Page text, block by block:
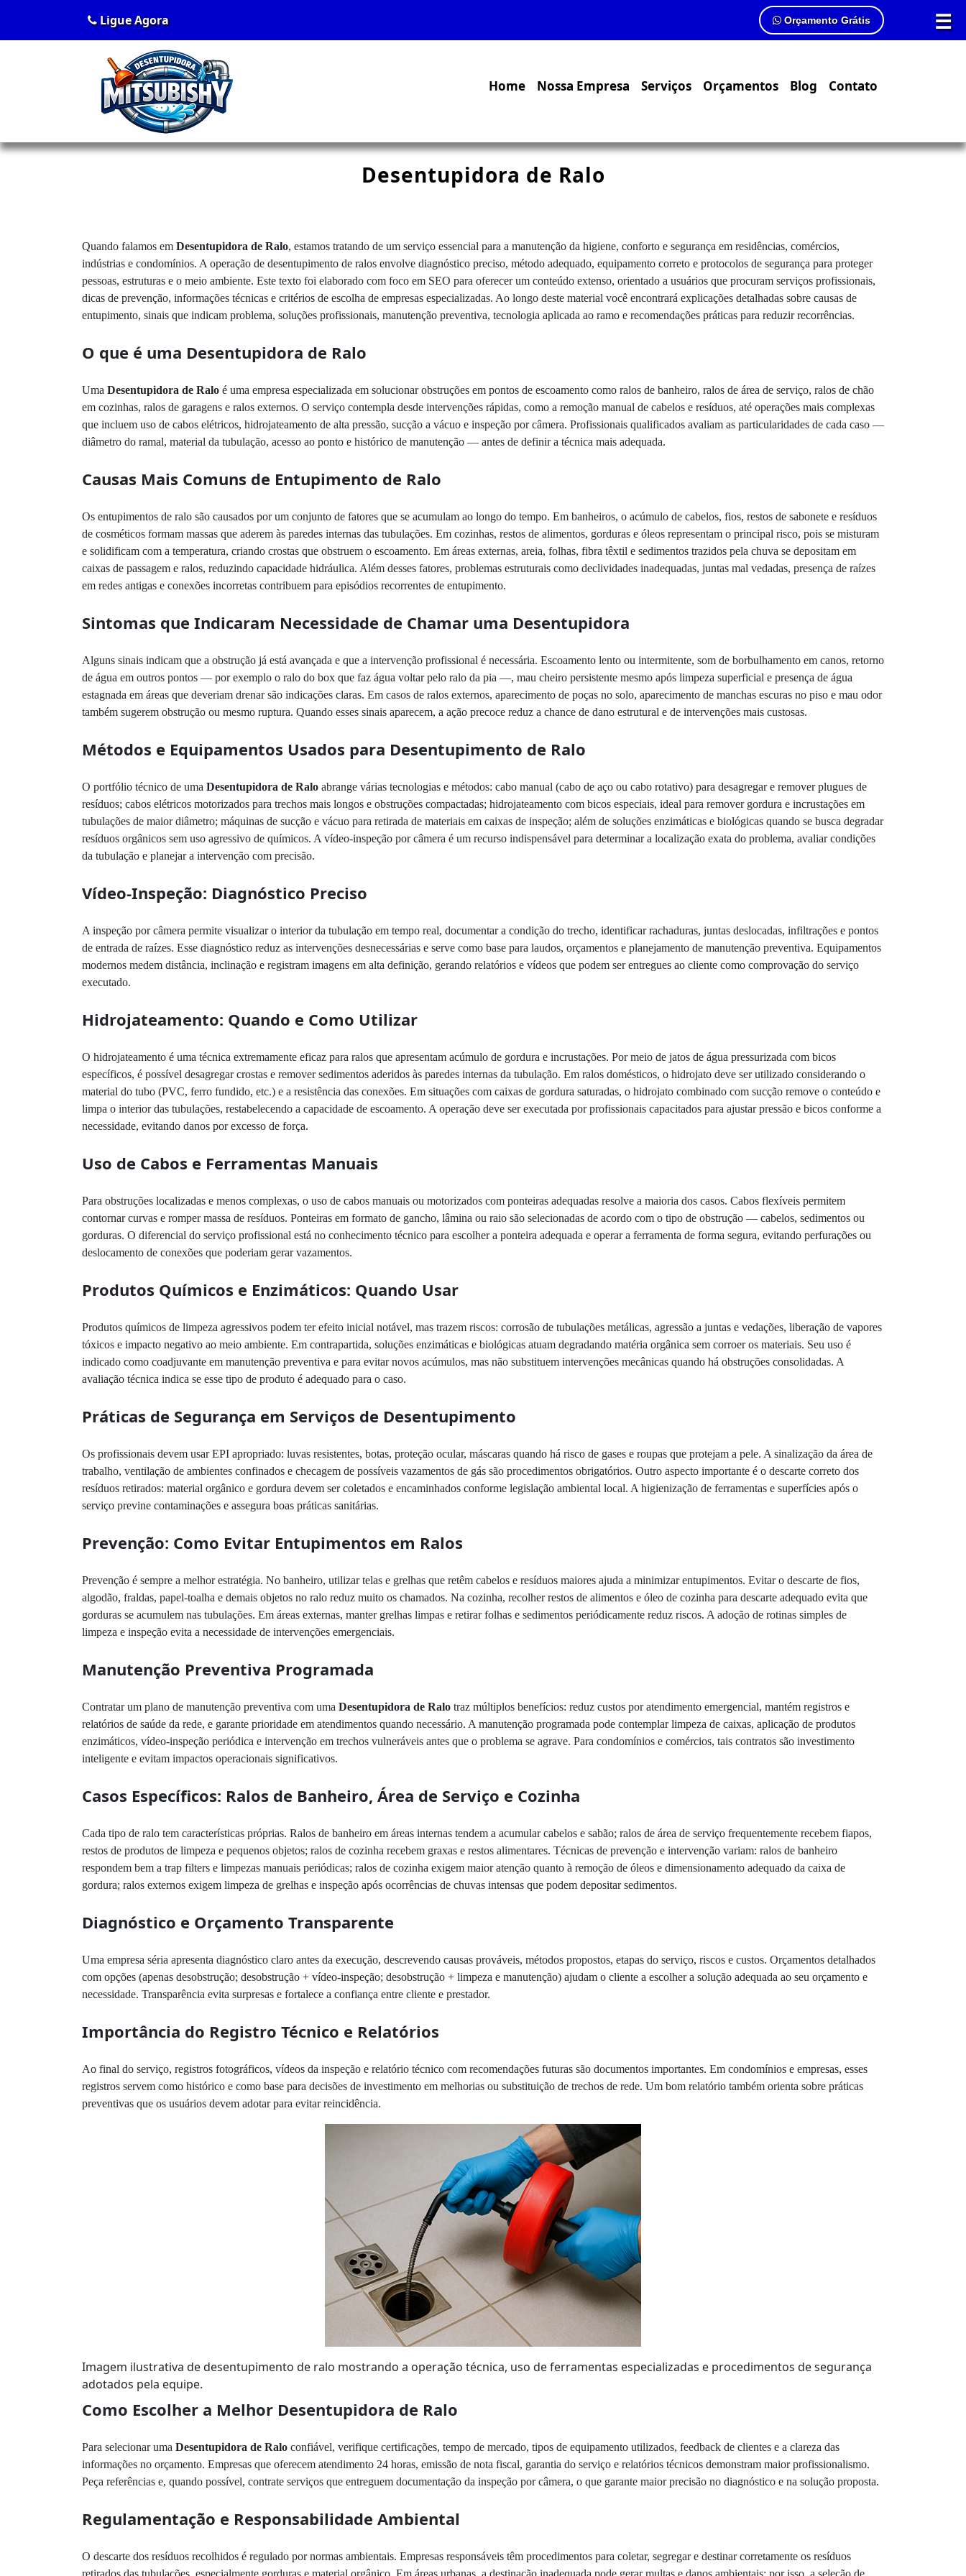
☰
Ligue Agora Orçamento Grátis
Home Nossa Empresa Serviços Orçamentos Blog Contato
Desentupidora de Ralo
Quando falamos em Desentupidora de Ralo, estamos tratando de um serviço essencial para a manutenção da higiene, conforto e segurança em residências, comércios,
indústrias e condomínios. A operação de desentupimento de ralos envolve diagnóstico preciso, método adequado, equipamento correto e protocolos de segurança para proteger
pessoas, estruturas e o meio ambiente. Este texto foi elaborado com foco em SEO para oferecer um conteúdo extenso, orientado a usuários que procuram serviços profissionais,
dicas de prevenção, informações técnicas e critérios de escolha de empresas especializadas. Ao longo deste material você encontrará explicações detalhadas sobre causas de
entupimento, sinais que indicam problema, soluções profissionais, manutenção preventiva, tecnologia aplicada ao ramo e recomendações práticas para reduzir recorrências.
O que é uma Desentupidora de Ralo
Uma Desentupidora de Ralo é uma empresa especializada em solucionar obstruções em pontos de escoamento como ralos de banheiro, ralos de área de serviço, ralos de chão
em cozinhas, ralos de garagens e ralos externos. O serviço contempla desde intervenções rápidas, como a remoção manual de cabelos e resíduos, até operações mais complexas
que incluem uso de cabos elétricos, hidrojateamento de alta pressão, sucção a vácuo e inspeção por câmera. Profissionais qualificados avaliam as particularidades de cada caso —
diâmetro do ramal, material da tubulação, acesso ao ponto e histórico de manutenção — antes de definir a técnica mais adequada.
Causas Mais Comuns de Entupimento de Ralo
Os entupimentos de ralo são causados por um conjunto de fatores que se acumulam ao longo do tempo. Em banheiros, o acúmulo de cabelos, fios, restos de sabonete e resíduos
de cosméticos formam massas que aderem às paredes internas das tubulações. Em cozinhas, restos de alimentos, gorduras e óleos representam o principal risco, pois se misturam
e solidificam com a temperatura, criando crostas que obstruem o escoamento. Em áreas externas, areia, folhas, fibra têxtil e sedimentos trazidos pela chuva se depositam em
caixas de passagem e ralos, reduzindo capacidade hidráulica. Além desses fatores, problemas estruturais como declividades inadequadas, juntas mal vedadas, presença de raízes
em redes antigas e conexões incorretas contribuem para episódios recorrentes de entupimento.
Sintomas que Indicaram Necessidade de Chamar uma Desentupidora
Alguns sinais indicam que a obstrução já está avançada e que a intervenção profissional é necessária. Escoamento lento ou intermitente, som de borbulhamento em canos, retorno
de água em outros pontos — por exemplo o ralo do box que faz água voltar pelo ralo da pia —, mau cheiro persistente mesmo após limpeza superficial e presença de água
estagnada em áreas que deveriam drenar são indicações claras. Em casos de ralos externos, aparecimento de poças no solo, aparecimento de manchas escuras no piso e mau odor
também sugerem obstrução ou mesmo ruptura. Quando esses sinais aparecem, a ação precoce reduz a chance de dano estrutural e de intervenções mais custosas.
Métodos e Equipamentos Usados para Desentupimento de Ralo
O portfólio técnico de uma Desentupidora de Ralo abrange várias tecnologias e métodos: cabo manual (cabo de aço ou cabo rotativo) para desagregar e remover plugues de
resíduos; cabos elétricos motorizados para trechos mais longos e obstruções compactadas; hidrojateamento com bicos especiais, ideal para remover gordura e incrustações em
tubulações de maior diâmetro; máquinas de sucção e vácuo para retirada de materiais em caixas de inspeção; além de soluções enzimáticas e biológicas quando se busca degradar
resíduos orgânicos sem uso agressivo de químicos. A vídeo-inspeção por câmera é um recurso indispensável para determinar a localização exata do problema, avaliar condições
da tubulação e planejar a intervenção com precisão.
Vídeo-Inspeção: Diagnóstico Preciso
A inspeção por câmera permite visualizar o interior da tubulação em tempo real, documentar a condição do trecho, identificar rachaduras, juntas deslocadas, infiltrações e pontos
de entrada de raízes. Esse diagnóstico reduz as intervenções desnecessárias e serve como base para laudos, orçamentos e planejamento de manutenção preventiva. Equipamentos
modernos medem distância, inclinação e registram imagens em alta definição, gerando relatórios e vídeos que podem ser entregues ao cliente como comprovação do serviço
executado.
Hidrojateamento: Quando e Como Utilizar
O hidrojateamento é uma técnica extremamente eficaz para ralos que apresentam acúmulo de gordura e incrustações. Por meio de jatos de água pressurizada com bicos
específicos, é possível desagregar crostas e remover sedimentos aderidos às paredes internas da tubulação. Em ralos domésticos, o hidrojato deve ser utilizado considerando o
material do tubo (PVC, ferro fundido, etc.) e a resistência das conexões. Em situações com caixas de gordura saturadas, o hidrojato combinado com sucção remove o conteúdo e
limpa o interior das tubulações, restabelecendo a capacidade de escoamento. A operação deve ser executada por profissionais capacitados para ajustar pressão e bicos conforme a
necessidade, evitando danos por excesso de força.
Uso de Cabos e Ferramentas Manuais
Para obstruções localizadas e menos complexas, o uso de cabos manuais ou motorizados com ponteiras adequadas resolve a maioria dos casos. Cabos flexíveis permitem
contornar curvas e romper massa de resíduos. Ponteiras em formato de gancho, lâmina ou raio são selecionadas de acordo com o tipo de obstrução — cabelos, sedimentos ou
gorduras. O diferencial do serviço profissional está no conhecimento técnico para escolher a ponteira adequada e operar a ferramenta de forma segura, evitando perfurações ou
deslocamento de conexões que poderiam gerar vazamentos.
Produtos Químicos e Enzimáticos: Quando Usar
Produtos químicos de limpeza agressivos podem ter efeito inicial notável, mas trazem riscos: corrosão de tubulações metálicas, agressão a juntas e vedações, liberação de vapores
tóxicos e impacto negativo ao meio ambiente. Em contrapartida, soluções enzimáticas e biológicas atuam degradando matéria orgânica sem corroer os materiais. Seu uso é
indicado como coadjuvante em manutenção preventiva e para evitar novos acúmulos, mas não substituem intervenções mecânicas quando há obstruções consolidadas. A
avaliação técnica indica se esse tipo de produto é adequado para o caso.
Práticas de Segurança em Serviços de Desentupimento
Os profissionais devem usar EPI apropriado: luvas resistentes, botas, proteção ocular, máscaras quando há risco de gases e roupas que protejam a pele. A sinalização da área de
trabalho, ventilação de ambientes confinados e checagem de possíveis vazamentos de gás são procedimentos obrigatórios. Outro aspecto importante é o descarte correto dos
resíduos retirados: material orgânico e gordura devem ser coletados e encaminhados conforme legislação ambiental local. A higienização de ferramentas e superfícies após o
serviço previne contaminações e assegura boas práticas sanitárias.
Prevenção: Como Evitar Entupimentos em Ralos
Prevenção é sempre a melhor estratégia. No banheiro, utilizar telas e grelhas que retêm cabelos e resíduos maiores ajuda a minimizar entupimentos. Evitar o descarte de fios,
algodão, fraldas, papel-toalha e demais objetos no ralo reduz muito os chamados. Na cozinha, recolher restos de alimentos e óleo de cozinha para descarte adequado evita que
gorduras se acumulem nas tubulações. Em áreas externas, manter grelhas limpas e retirar folhas e sedimentos periódicamente reduz riscos. A adoção de rotinas simples de
limpeza e inspeção evita a necessidade de intervenções emergenciais.
Manutenção Preventiva Programada
Contratar um plano de manutenção preventiva com uma Desentupidora de Ralo traz múltiplos benefícios: reduz custos por atendimento emergencial, mantém registros e
relatórios de saúde da rede, e garante prioridade em atendimentos quando necessário. A manutenção programada pode contemplar limpeza de caixas, aplicação de produtos
enzimáticos, vídeo-inspeção periódica e intervenção em trechos vulneráveis antes que o problema se agrave. Para condomínios e comércios, tais contratos são investimento
inteligente e evitam impactos operacionais significativos.
Casos Específicos: Ralos de Banheiro, Área de Serviço e Cozinha
Cada tipo de ralo tem características próprias. Ralos de banheiro em áreas internas tendem a acumular cabelos e sabão; ralos de área de serviço frequentemente recebem fiapos,
restos de produtos de limpeza e pequenos objetos; ralos de cozinha recebem graxas e restos alimentares. Técnicas de prevenção e intervenção variam: ralos de banheiro
respondem bem a trap filters e limpezas manuais periódicas; ralos de cozinha exigem maior atenção quanto à remoção de óleos e dimensionamento adequado da caixa de
gordura; ralos externos exigem limpeza de grelhas e inspeção após ocorrências de chuvas intensas que podem depositar sedimentos.
Diagnóstico e Orçamento Transparente
Uma empresa séria apresenta diagnóstico claro antes da execução, descrevendo causas prováveis, métodos propostos, etapas do serviço, riscos e custos. Orçamentos detalhados
com opções (apenas desobstrução; desobstrução + vídeo-inspeção; desobstrução + limpeza e manutenção) ajudam o cliente a escolher a solução adequada ao seu orçamento e
necessidade. Transparência evita surpresas e fortalece a confiança entre cliente e prestador.
Importância do Registro Técnico e Relatórios
Ao final do serviço, registros fotográficos, vídeos da inspeção e relatório técnico com recomendações futuras são documentos importantes. Em condomínios e empresas, esses
registros servem como histórico e como base para decisões de investimento em melhorias ou substituição de trechos de rede. Um bom relatório também orienta sobre práticas
preventivas que os usuários devem adotar para evitar reincidência.
Imagem ilustrativa de desentupimento de ralo mostrando a operação técnica, uso de ferramentas especializadas e procedimentos de segurança
adotados pela equipe.
Como Escolher a Melhor Desentupidora de Ralo
Para selecionar uma Desentupidora de Ralo confiável, verifique certificações, tempo de mercado, tipos de equipamento utilizados, feedback de clientes e a clareza das
informações no orçamento. Empresas que oferecem atendimento 24 horas, emissão de nota fiscal, garantia do serviço e relatórios técnicos demonstram maior profissionalismo.
Peça referências e, quando possível, contrate serviços que entreguem documentação da inspeção por câmera, o que garante maior precisão no diagnóstico e na solução proposta.
Regulamentação e Responsabilidade Ambiental
O descarte dos resíduos recolhidos é regulado por normas ambientais. Empresas responsáveis têm procedimentos para coletar, segregar e destinar corretamente os resíduos
retirados das tubulações, especialmente gorduras e material orgânico. Em áreas urbanas, a destinação inadequada pode gerar multas e danos ambientais; por isso, a seleção de